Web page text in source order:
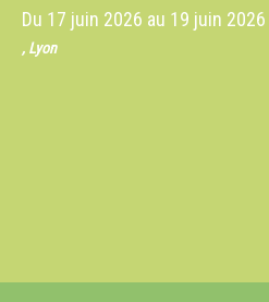
Du 17 juin 2026 au 19 juin 2026
, Lyon